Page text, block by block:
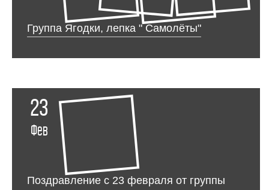
Группа Ягодки, лепка " Самолёты"
23
Фев
Поздравление с 23 февраля от группы